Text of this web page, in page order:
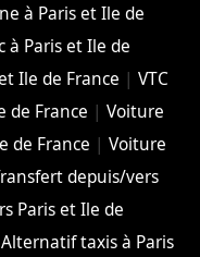
à Paris et Ile de
à Paris et Ile de
Ile de France |VTC
de France |Voiture
de France |Voiture
depuis/vers
Paris et Ile de
Alternatif taxis à Paris